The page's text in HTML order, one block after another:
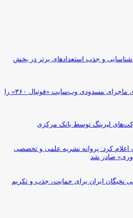
شناسایی و جذب استعدادهای برتر در بخش
پزشکیان دستور پیگیری ماجرای مسدودی وب‌سایت «فوتبال ۳۶۰» را
لیزینگ توسط بانک مرکزی
اعلام کرد: پروانه نشریه علمی و تخصصی
صادر شد
نخبگان ایران برای حمایت، جذب و تکریم